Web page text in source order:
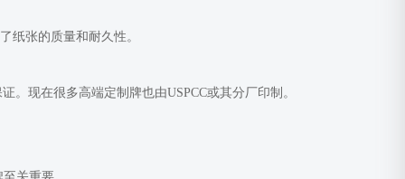
纸张的质量和耐久性。
。现在很多高端定制牌也由USPCC或其分厂印制。